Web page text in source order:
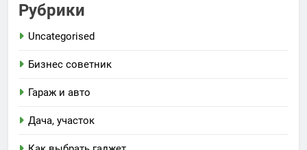
Рубрики
Uncategorised
Бизнес советник
Гараж и авто
Дача, участок